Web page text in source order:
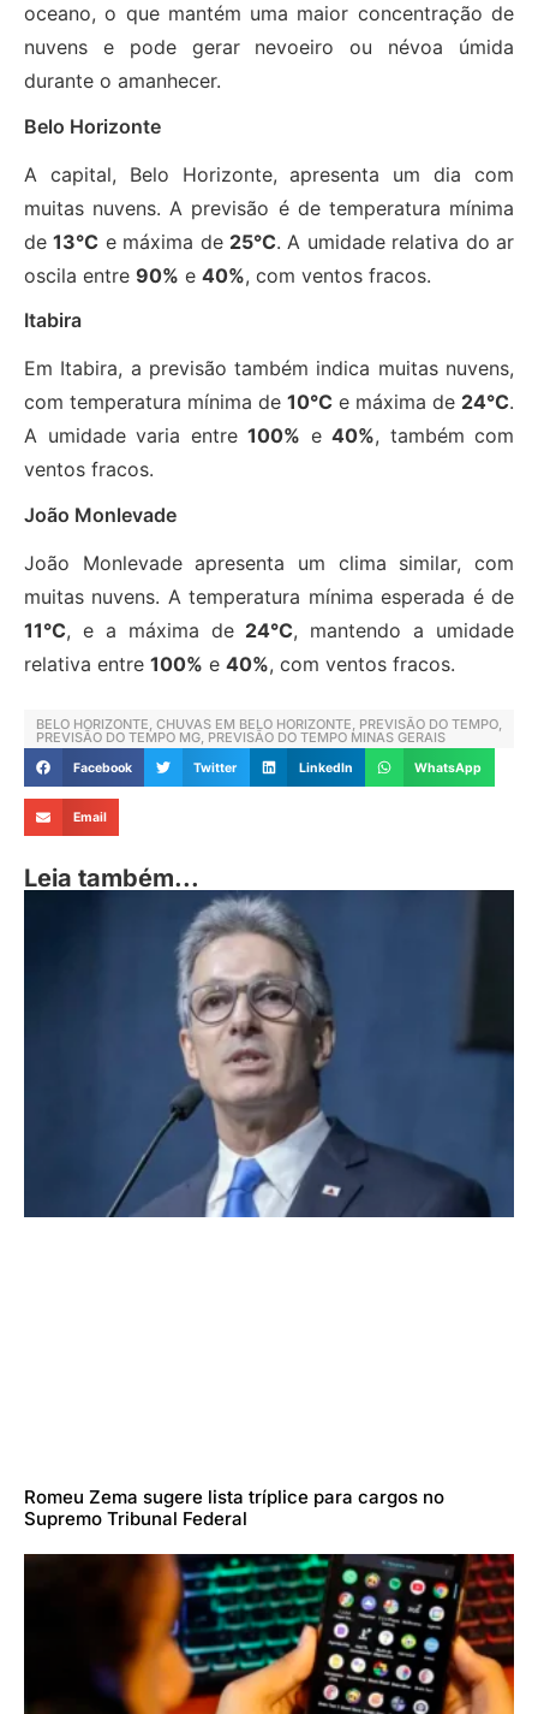
oceano, o que mantém uma maior concentração de
nuvens e pode gerar nevoeiro ou névoa úmida
durante o amanhecer.
Belo Horizonte
A capital, Belo Horizonte, apresenta um dia com
muitas nuvens. A previsão é de temperatura mínima
de13°C e máxima de 25°C. A umidade relativa do ar
oscila entre 90% e 40%, com ventos fracos.
Itabira
Em Itabira, a previsão também indica muitas nuvens,
com temperatura mínima de 10°C e máxima de 24°C.
A umidade varia entre 100% e 40%, também com
ventos fracos.
João Monlevade
João Monlevade apresenta um clima similar, com
muitas nuvens. A temperatura mínima esperada é de
11°C, e a máxima de 24°C, mantendo a umidade
relativa entre 100% e 40%, com ventos fracos.
BELO HORIZONTE, CHUVAS EM BELO HORIZONTE, PREVISÃO DO TEMPO,
PREVISÃO DO TEMPO MG, PREVISÃO DO TEMPO MINAS GERAIS
Facebook Twitter LinkedIn WhatsApp
Email
Leia também...
Romeu Zema sugere lista tríplice para cargos no
Supremo Tribunal Federal